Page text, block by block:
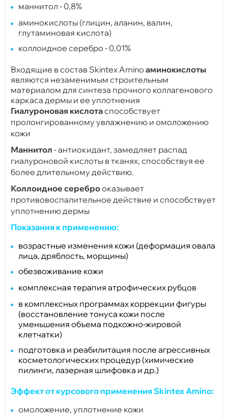
маннитол - 0,8%
аминокислоты (глицин, аланин, валин,
глутаминовая кислота)
коллоидное серебро - 0,01%
Входящие в состав Skintex Amino аминокислоты
являются незаменимым строительным
материалом для синтеза прочного коллагенового
каркаса дермы и ее уплотнения
Гиалуроновая кислотаспособствует
пролонгированному увлажнению и омоложению
кожи
Маннитол - антиокидант, замедляет распад
гиалуроновой кислоты в тканях, способствуя ее
более длительному действию.
Коллоидное сереброоказывает
противовоспалительное действие и способствует
уплотнению дермы
Показания к применению:
возрастные изменения кожи (деформация овала
лица, дряблость, морщины)
обезвоживание кожи
комплексная терапия атрофических рубцов
в комплексных программах коррекции фигуры
(восстановление тонуса кожи после
уменьшения объема подкожно-жировой
клетчатки)
подготовка и реабилитация после агрессивных
косметологических процедур (химические
пилинги, лазерная шлифовка и др.)
Эффект от курсового применения Skintex Amino:
омоложение, уплотнение кожи